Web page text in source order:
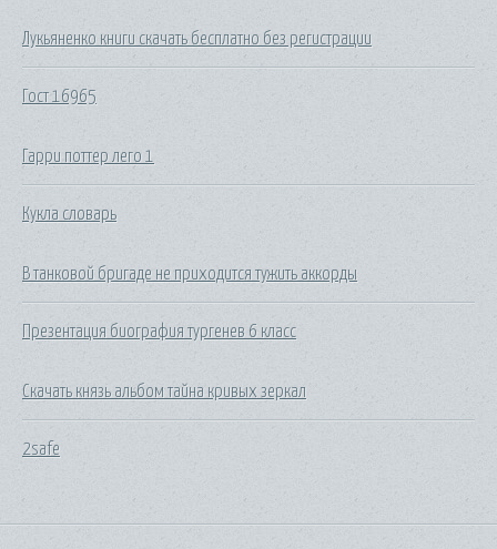
Лукьяненко книги скачать бесплатно без регистрации
Гост 16965
Гарри поттер лего 1
Кукла словарь
В танковой бригаде не приходится тужить аккорды
Презентация биография тургенев 6 класс
Скачать князь альбом тайна кривых зеркал
2safe